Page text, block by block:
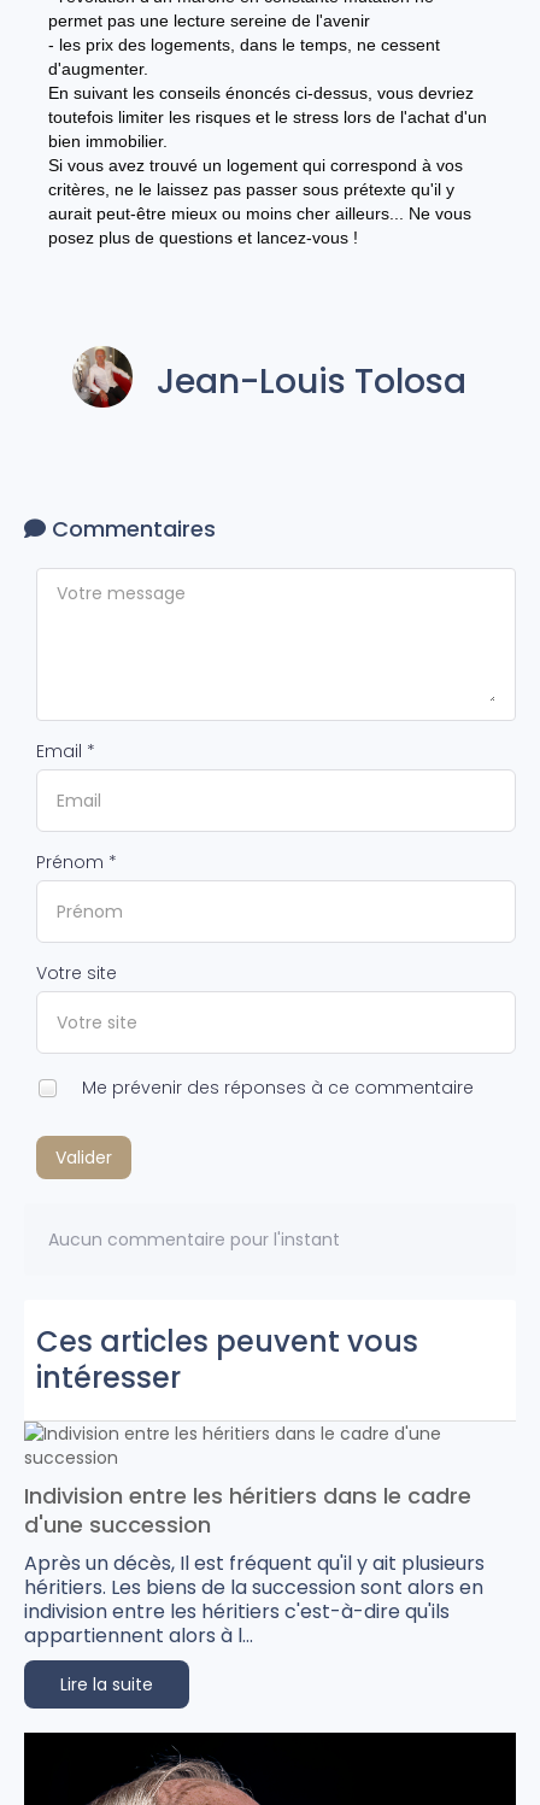
permet pas une lecture sereine de l'avenir
- les prix des logements, dans le temps, ne cessent
d'augmenter.
En suivant les conseils énoncés ci-dessus, vous devriez
toutefois limiter les risques et le stress lors de l'achat d'un
bien immobilier.
Si vous avez trouvé un logement qui correspond à vos
critères, ne le laissez pas passer sous prétexte qu'il y
aurait peut-être mieux ou moins cher ailleurs... Ne vous
posez plus de questions et lancez-vous !
Jean-Louis Tolosa
Commentaires
Email *
Prénom *
Votre site
Me prévenir des réponses à ce commentaire
Valider
Aucun commentaire pour l'instant
Ces articles peuvent vous
intéresser
Indivision entre les héritiers dans le cadre
d'une succession
Après un décès, Il est fréquent qu'il y ait plusieurs
héritiers. Les biens de la succession sont alors en
indivision entre les héritiers c'est-à-dire qu'ils
appartiennent alors à l...
Lire la suite